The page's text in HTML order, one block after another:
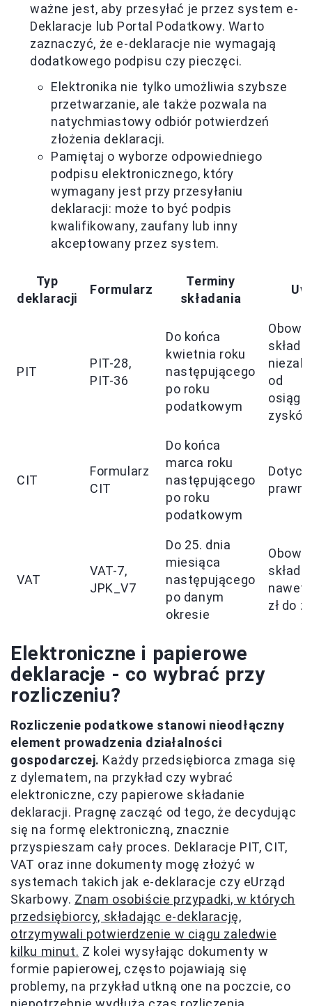
ważne jest, aby przesyłać je przez system e-
Deklaracje lub Portal Podatkowy. Warto
zaznaczyć, że e-deklaracje nie wymagają
dodatkowego podpisu czy pieczęci.
Elektronika nie tylko umożliwia szybsze
przetwarzanie, ale także pozwala na
natychmiastowy odbiór potwierdzeń
złożenia deklaracji.
Pamiętaj o wyborze odpowiedniego
podpisu elektronicznego, który
wymagany jest przy przesyłaniu
deklaracji: może to być podpis
kwalifikowany, zaufany lub inny
akceptowany przez system.
Typ
deklaracji
Formularz
Terminy
składania
PIT
PIT-28,
PIT-36
Do końca
kwietnia roku
następującego
po roku
podatkowym
od
CIT
Formularz
CIT
Do końca
marca roku
następującego
po roku
podatkowym
VAT
VAT-7,
JPK_V7
Do 25. dnia
miesiąca
następującego
po danym
okresie
nawet
zł do
Elektroniczne i papierowe
deklaracje - co wybrać przy
rozliczeniu?
Rozliczenie podatkowe stanowi nieodłączny
element prowadzenia działalności
gospodarczej. Każdy przedsiębiorca zmaga się
z dylematem, na przykład czy wybrać
elektroniczne, czy papierowe składanie
deklaracji. Pragnę zacząć od tego, że decydując
się na formę elektroniczną, znacznie
przyspieszam cały proces. Deklaracje PIT, CIT,
VAT oraz inne dokumenty mogę złożyć w
systemach takich jak e-deklaracje czy eUrząd
Skarbowy. Znam osobiście przypadki, w których
przedsiębiorcy, składając e-deklarację,
otrzymywali potwierdzenie w ciągu zaledwie
kilku minut. Z kolei wysyłając dokumenty w
formie papierowej, często pojawiają się
problemy, na przykład utkną one na poczcie, co